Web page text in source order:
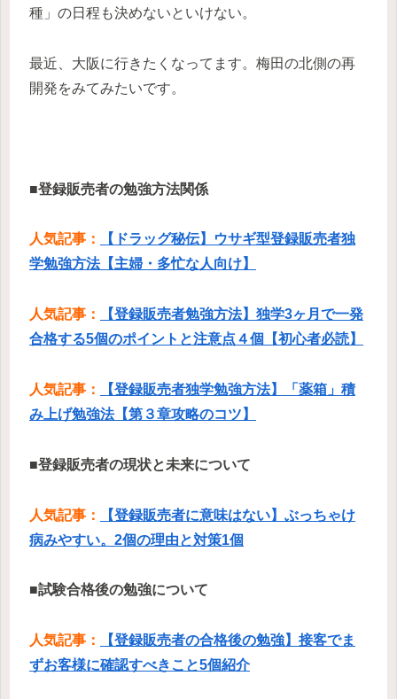
種」の日程も決めないといけない。
最近、大阪に行きたくなってます。梅田の北側の再
開発をみてみたいです。
■登録販売者の勉強方法関係
人気記事：
【ドラッグ秘伝】ウサギ型登録販売者独
学勉強方法【主婦・多忙な人向け】
人気記事：
【登録販売者勉強方法】独学3ヶ月で一発
合格する5個のポイントと注意点４個【初心者必読】
人気記事：
【登録販売者独学勉強方法】「薬箱」積
み上げ勉強法【第３章攻略のコツ】
■登録販売者の現状と未来について
人気記事：
【登録販売者に意味はない】ぶっちゃけ
病みやすい。2個の理由と対策1個
■試験合格後の勉強について
人気記事：
【登録販売者の合格後の勉強】接客でま
ずお客様に確認すべきこと5個紹介